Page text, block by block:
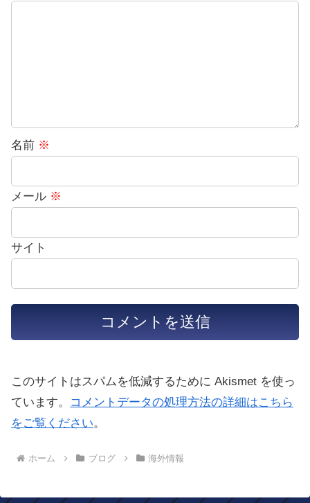
名前 ※
メール ※
サイト
このサイトはスパムを低減するために Akismet を使っ
ています。
コメントデータの処理方法の詳細はこちら
をご覧ください。
ホーム ブログ 海外情報